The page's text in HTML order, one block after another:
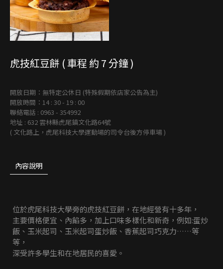
虎技紅豆餅 ( 車程 約 7 分鐘 )
開放日期：無特定公休日 (特殊假期依店家公告為主)
開放時間：14 : 30 - 19 : 00
聯絡電話 : 0963 - 354992
地址 : 632 雲林縣虎尾鎮文化路64號
( 文化路上，虎尾科技大學運動場的司令台後方停車場 )
內容說明
位於虎尾科技大學旁的虎技紅豆餅，在地經營有十多年，
主要價格便宜、內餡多，加上口味多樣化和新奇，例如:蛋炒
飯、玉米起司、玉米起司蛋炒飯、香蕉起司巧克力……等
等，
深受許多學生和在地居民的喜愛。